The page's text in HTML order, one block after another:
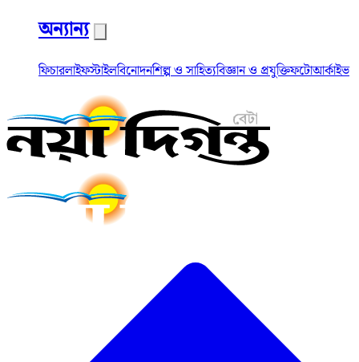
অন্যান্য
ফিচারলাইফস্টাইলবিনোদনশিল্প ও সাহিত্যবিজ্ঞান ও প্রযুক্তিফটোআর্কাইভ